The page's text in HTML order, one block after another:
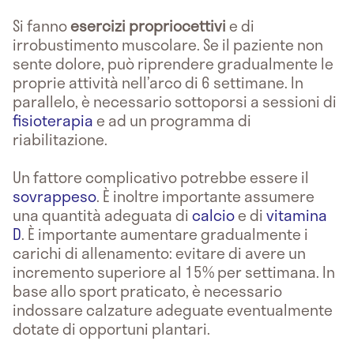
Si fannoesercizi propriocettivie di
irrobustimento muscolare. Se il paziente non
sente dolore, può riprendere gradualmente le
proprie attività nell’arco di 6 settimane. In
parallelo, è necessario sottoporsi a sessioni di
fisioterapiae ad un programma di
riabilitazione.
Un fattore complicativo potrebbe essere il
sovrappeso. È inoltre importante assumere
una quantità adeguata dicalcioe divitamina
D. È importante aumentare gradualmente i
carichi di allenamento: evitare di avere un
incremento superiore al 15% per settimana. In
base allo sport praticato, è necessario
indossare calzature adeguate eventualmente
dotate di opportuni plantari.